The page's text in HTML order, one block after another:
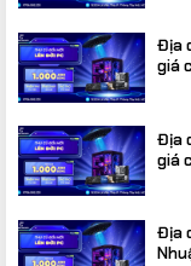
Địa
giá
Địa
giá
Địa